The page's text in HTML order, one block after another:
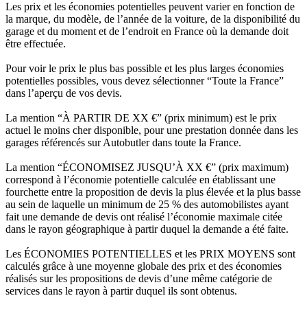
Les prix et les économies potentielles peuvent varier en fonction de
la marque, du modèle, de l’année de la voiture, de la disponibilité du
garage et du moment et de l’endroit en France où la demande doit
être effectuée.
Pour voir le prix le plus bas possible et les plus larges économies
potentielles possibles, vous devez sélectionner “Toute la France”
dans l’aperçu de vos devis.
La mention “À PARTIR DE XX €” (prix minimum) est le prix
actuel le moins cher disponible, pour une prestation donnée dans les
garages référencés sur Autobutler dans toute la France.
La mention “ÉCONOMISEZ JUSQU’À XX €” (prix maximum)
correspond à l’économie potentielle calculée en établissant une
fourchette entre la proposition de devis la plus élevée et la plus basse
au sein de laquelle un minimum de 25 % des automobilistes ayant
fait une demande de devis ont réalisé l’économie maximale citée
dans le rayon géographique à partir duquel la demande a été faite.
Les ÉCONOMIES POTENTIELLES et les PRIX MOYENS sont
calculés grâce à une moyenne globale des prix et des économies
réalisés sur les propositions de devis d’une même catégorie de
services dans le rayon à partir duquel ils sont obtenus.